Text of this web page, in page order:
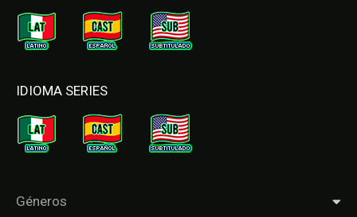
IDIOMA SERIES
Géneros